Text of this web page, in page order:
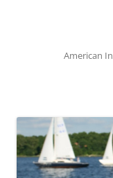
American